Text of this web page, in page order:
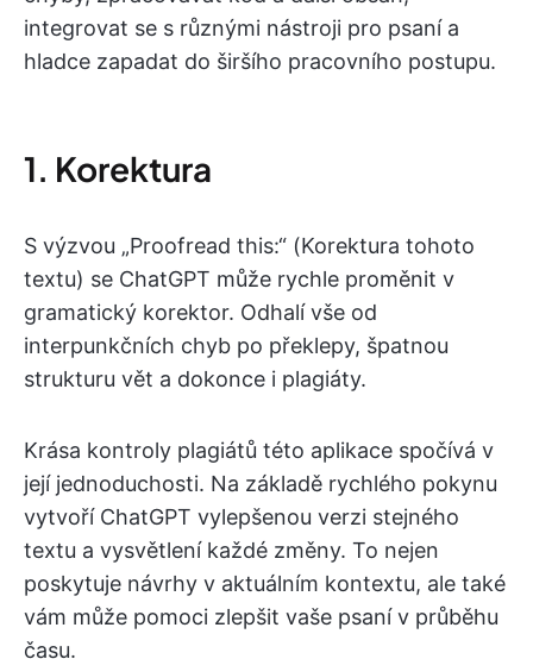
integrovat se s různými nástroji pro psaní a
hladce zapadat do širšího pracovního postupu.
1. Korektura
S výzvou „Proofread this:“ (Korektura tohoto
textu) se ChatGPT může rychle proměnit v
gramatický korektor. Odhalí vše od
interpunkčních chyb po překlepy, špatnou
strukturu vět a dokonce i plagiáty.
Krása kontroly plagiátů této aplikace spočívá v
její jednoduchosti. Na základě rychlého pokynu
vytvoří ChatGPT vylepšenou verzi stejného
textu a vysvětlení každé změny. To nejen
poskytuje návrhy v aktuálním kontextu, ale také
vám může pomoci zlepšit vaše psaní v průběhu
času.